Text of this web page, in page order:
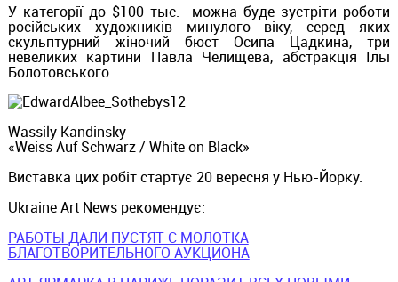
У категорії до $100 тыс. можна буде зустріти роботи
російських художників минулого віку, серед яких
скульптурний жіночий бюст Осипа Цадкина, три
невеликих картини Павла Челищева, абстракція Ільї
Болотовського.
Wassily Kandinsky
«Weiss Auf Schwarz / White on Black»
Виставка цих робіт стартує 20 вересня у Нью-Йорку.
Ukraine Art News рекомендує:
РАБОТЫ ДАЛИ ПУСТЯТ С МОЛОТКА
БЛАГОТВОРИТЕЛЬНОГО АУКЦИОНА